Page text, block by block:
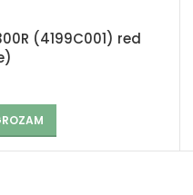
(4199C001) red